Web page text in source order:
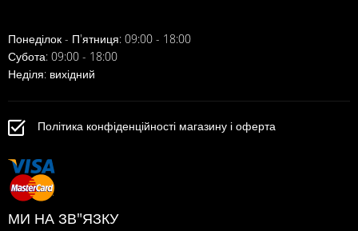
Понеділок - П'ятниця: 09:00 - 18:00
Субота: 09:00 - 18:00
Неділя: вихідний
Політика конфіденційності магазину і оферта
МИ НА ЗВ"ЯЗКУ